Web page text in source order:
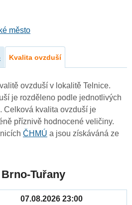
město
Kvalita ovzduší
ovzduší v lokalitě Telnice.
je rozděleno podle jednotlivých
Celková kvalita ovzduší je
příznivě hodnocené veličiny.
ČHMÚ a jsou získáváná ze
Tuřany
07.08.2026 23:00